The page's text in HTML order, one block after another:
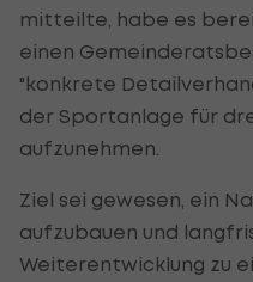
mitteilte, habe es
einen
"konkrete
der Sportanlage für
aufzunehmen.
Ziel sei gewesen, ein
aufzubauen und
Weiterentwicklung zu